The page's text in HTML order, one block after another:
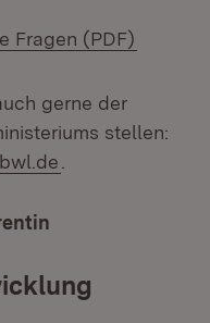
Fragen (PDF)
gerne der
stellen: